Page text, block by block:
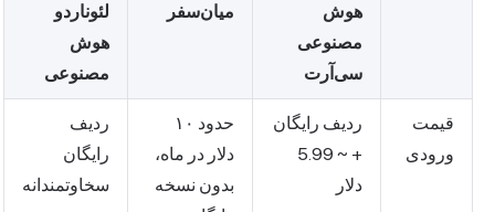
هوش
مصنوعی
سی‌آرت
میان‌سفر
لئوناردو
هوش
مصنوعی
قیمت
ورودی
ردیف رایگان
+ ~ 5.99
دلار
حدود ۱۰
دلار در ماه،
بدون نسخه
ردیف
رایگان
سخاوتمندانه